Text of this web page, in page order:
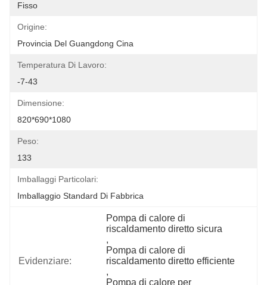
Fisso
Origine:
Provincia Del Guangdong Cina
Temperatura Di Lavoro:
-7-43
Dimensione:
820*690*1080
Peso:
133
Imballaggi Particolari:
Imballaggio Standard Di Fabbrica
Evidenziare:
Pompa di calore di
riscaldamento diretto sicura
,
Pompa di calore di
riscaldamento diretto efficiente
,
Pompa di calore per